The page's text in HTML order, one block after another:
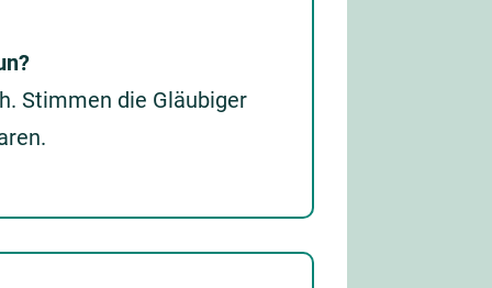
Stimmen die Gläubiger